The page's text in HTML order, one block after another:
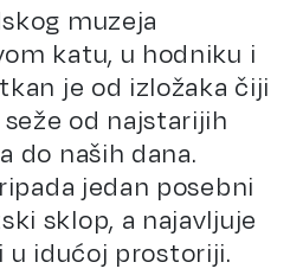
muzeja
katu, u hodniku i
je od izložaka čiji
od najstarijih
do naših dana.
jedan posebni
sklop, a najavljuje
u idućoj prostoriji.